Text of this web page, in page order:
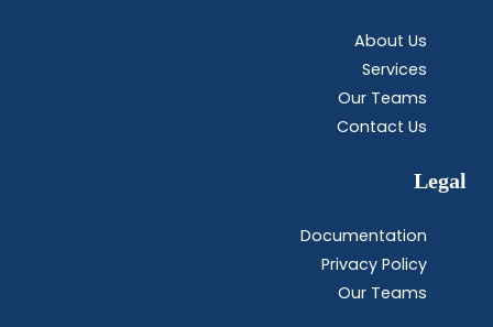
About Us
Services
Our Teams
Contact Us
Legal
Documentation
Privacy Policy
Our Teams